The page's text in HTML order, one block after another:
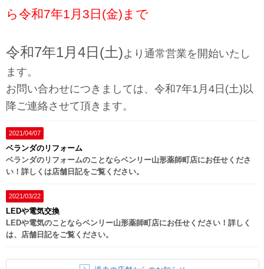
ら令和7年1月3日(金)まで
令和7年1月4日(土)より通常営業を開始いたし
ます。
お問い合わせにつきましては、令和7年1月4日(土)以
降ご連絡させて頂きます。
2021/04/07
ベランダのリフォーム
ベランダのリフォームのことならベンリー山形薬師町店にお任せくださ
い！詳しくは店舗日記をご覧ください。
2021/03/22
LEDや電気交換
LEDや電気のことならベンリー山形薬師町店にお任せください！詳しく
は、店舗日記をご覧ください。